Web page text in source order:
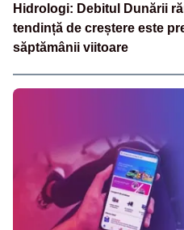
Hidrologi: Debitul Dunării
tendință de creștere este
săptămânii viitoare